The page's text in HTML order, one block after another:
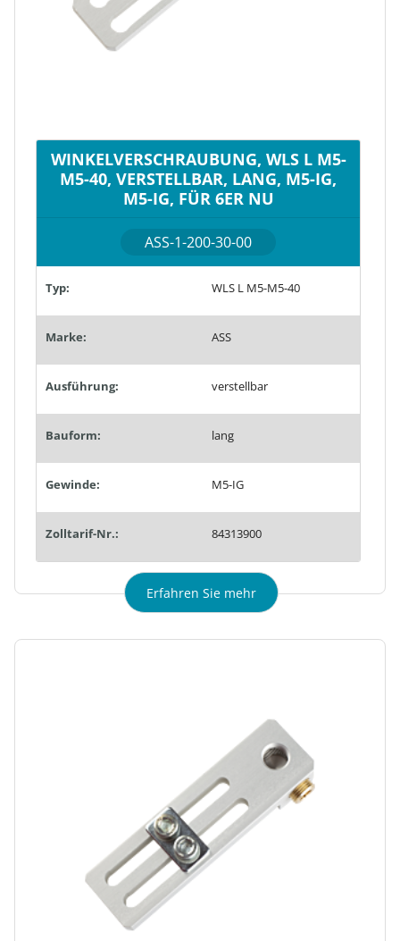
WINKELVERSCHRAUBUNG, WLS L M5-
M5-40, VERSTELLBAR, LANG, M5-IG,
M5-IG, FÜR 6ER NU
ASS-1-200-30-00
Typ: WLS L M5-M5-40
Marke: ASS
Ausführung: verstellbar
Bauform: lang
Gewinde: M5-IG
Zolltarif-Nr.: 84313900
Erfahren Sie mehr